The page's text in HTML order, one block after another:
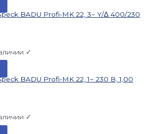
BADU Profi-MK 22, 3~ Y/∆ 400/230
✓
BADU Profi-MK 22, 1~ 230 В, 1,00
✓